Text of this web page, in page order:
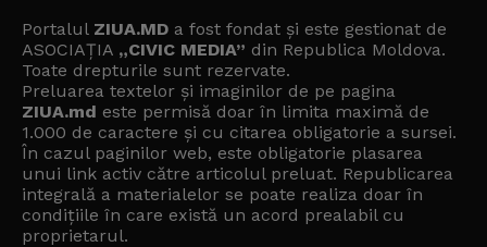
Portalul ZIUA.MD a fost fondat și este gestionat de
ASOCIAȚIA „CIVIC MEDIA” din Republica Moldova.
Toate drepturile sunt rezervate.
Preluarea textelor și imaginilor de pe pagina
ZIUA.md este permisă doar în limita maximă de
1.000 de caractere și cu citarea obligatorie a sursei.
În cazul paginilor web, este obligatorie plasarea
unui link activ către articolul preluat. Republicarea
integrală a materialelor se poate realiza doar în
condițiile în care există un acord prealabil cu
proprietarul.